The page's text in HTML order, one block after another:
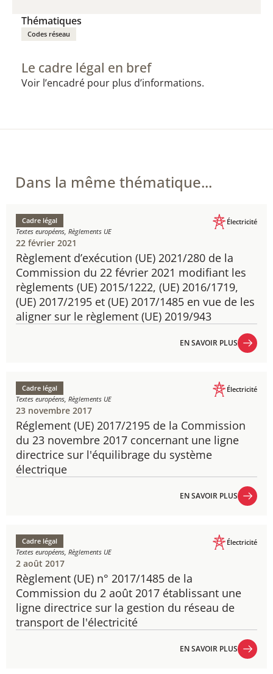
Thématiques
Codes réseau
Le cadre légal en bref
Voir l’encadré pour plus d’informations.
Dans la même thématique...
Règlement d’exécution (UE) 2021/280​ de la
Commission du 22 février 2021 modifiant les
règlements (UE) 2015/1222, (UE) 2016/1719,
(UE) 2017/2195 et (UE) 2017/1485 en vue de les
aligner sur le règlement (UE) 2019/943
Cadre légal
Textes européens, Règlements UE
Électricité
22 février 2021
EN SAVOIR PLUS
Réglement (UE) 2017/2195 de la Commission
du 23 novembre 2017 concernant une ligne
directrice sur l'équilibrage du système
électrique
Cadre légal
Textes européens, Règlements UE
Électricité
23 novembre 2017
EN SAVOIR PLUS
Règlement (UE) n° 2017/1485 de la
Commission du 2 août 2017 établissant une
ligne directrice sur la gestion du réseau de
transport de l'électricité
Cadre légal
Textes européens, Règlements UE
Électricité
2 août 2017
EN SAVOIR PLUS